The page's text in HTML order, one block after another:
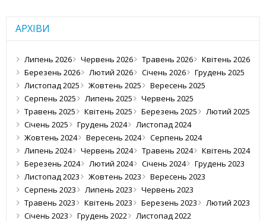
АРХІВИ
Липень 2026 Червень 2026 Травень 2026
Квітень 2026
Березень 2026
Лютий 2026 Січень 2026
Грудень 2025
Листопад 2025
Жовтень 2025
Вересень 2025
Серпень 2025
Липень 2025
Червень 2025
Травень 2025
Квітень 2025 Березень 2025
Лютий 2025
Січень 2025
Грудень 2024
Листопад 2024
Жовтень 2024
Вересень 2024
Серпень 2024
Липень 2024
Червень 2024 Травень 2024
Квітень 2024
Березень 2024
Лютий 2024 Січень 2024
Грудень 2023
Листопад 2023
Жовтень 2023
Вересень 2023
Серпень 2023
Липень 2023
Червень 2023
Травень 2023
Квітень 2023 Березень 2023
Лютий 2023
Січень 2023
Грудень 2022
Листопад 2022